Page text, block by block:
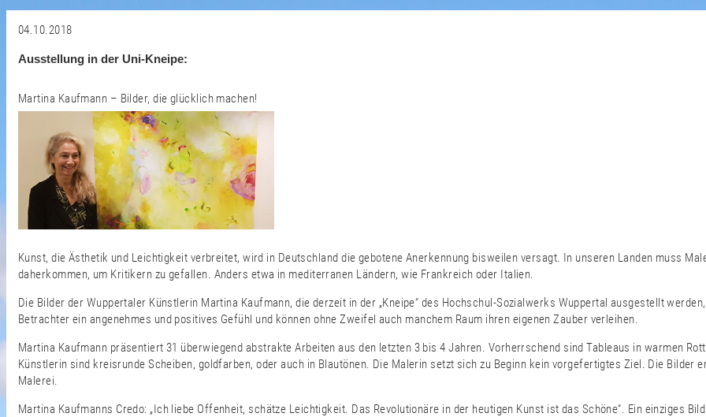
04.10.2018
Ausstellung in der Uni-Kneipe:
Martina Kaufmann – Bilder, die glücklich machen!
Kunst, die Ästhetik und Leichtigkeit verbreitet, wird in Deutschland die gebotene Anerkennung bisweilen versagt. In unseren Landen muss
daherkommen, um Kritikern zu gefallen. Anders etwa in mediterranen Ländern, wie Frankreich oder Italien.
Die Bilder der Wuppertaler Künstlerin Martina Kaufmann, die derzeit in der „Kneipe“ des Hochschul-Sozialwerks Wuppertal ausgestellt
Betrachter ein angenehmes und positives Gefühl und können ohne Zweifel auch manchem Raum ihren eigenen Zauber verleihen.
Martina Kaufmann präsentiert 31 überwiegend abstrakte Arbeiten aus den letzten 3 bis 4 Jahren. Vorherrschend sind Tableaus in warmen
Künstlerin sind kreisrunde Scheiben, goldfarben, oder auch in Blautönen. Die Malerin setzt sich zu Beginn kein vorgefertigtes Ziel. Die
Malerei.
Martina Kaufmanns Credo: „Ich liebe Offenheit, schätze Leichtigkeit. Das Revolutionäre in der heutigen Kunst ist das Schöne“. Ein einziges